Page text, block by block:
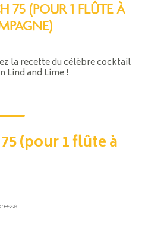
75 (POUR 1 FLÛTE À
la recette du célèbre cocktail
Lind and Lime !
(pour 1 flûte à